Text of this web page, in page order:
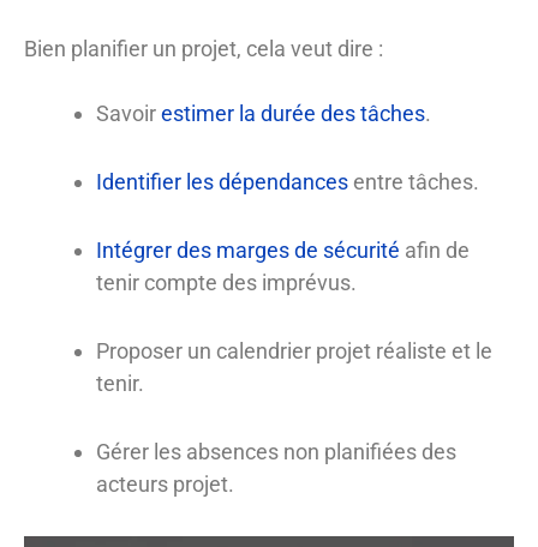
Bien planifier un projet, cela veut dire :
Savoirestimer la durée des tâches.
Identifier les dépendances entre tâches.
Intégrer des marges de sécurité afin de
tenir compte des imprévus.
Proposer un calendrier projet réaliste et le
tenir.
Gérer les absences non planifiées des
acteurs projet.